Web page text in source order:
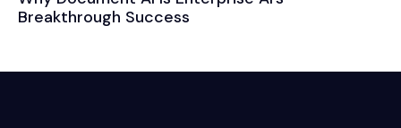
Breakthrough Success